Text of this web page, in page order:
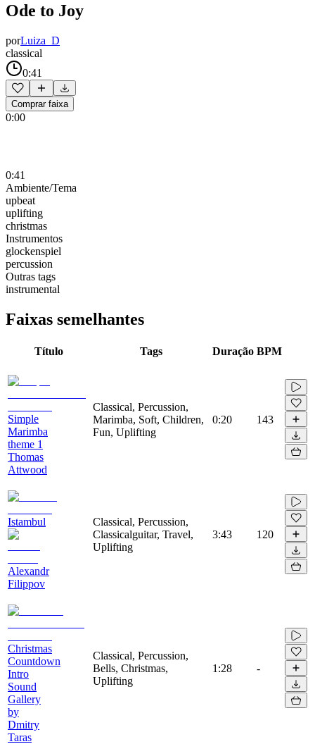
Ode to Joy
porLuiza_D
classical
0:41
Comprar faixa
0:00
0:41
Ambiente/Tema
upbeat
uplifting
christmas
Instrumentos
glockenspiel
percussion
Outras tags
instrumental
Faixas semelhantes
Título Tags Duração BPM
Simple
Marimba
theme 1
Thomas
Attwood
Classical, Percussion,
Marimba, Soft, Children,
Fun, Uplifting
0:20 143
Istambul
Alexandr
Filippov
Classical, Percussion,
Classicalguitar, Travel,
Uplifting
3:43 120
Christmas
Countdown
Intro
Sound
Gallery
by
Dmitry
Taras
Classical, Percussion,
Bells, Christmas,
Uplifting
1:28 -